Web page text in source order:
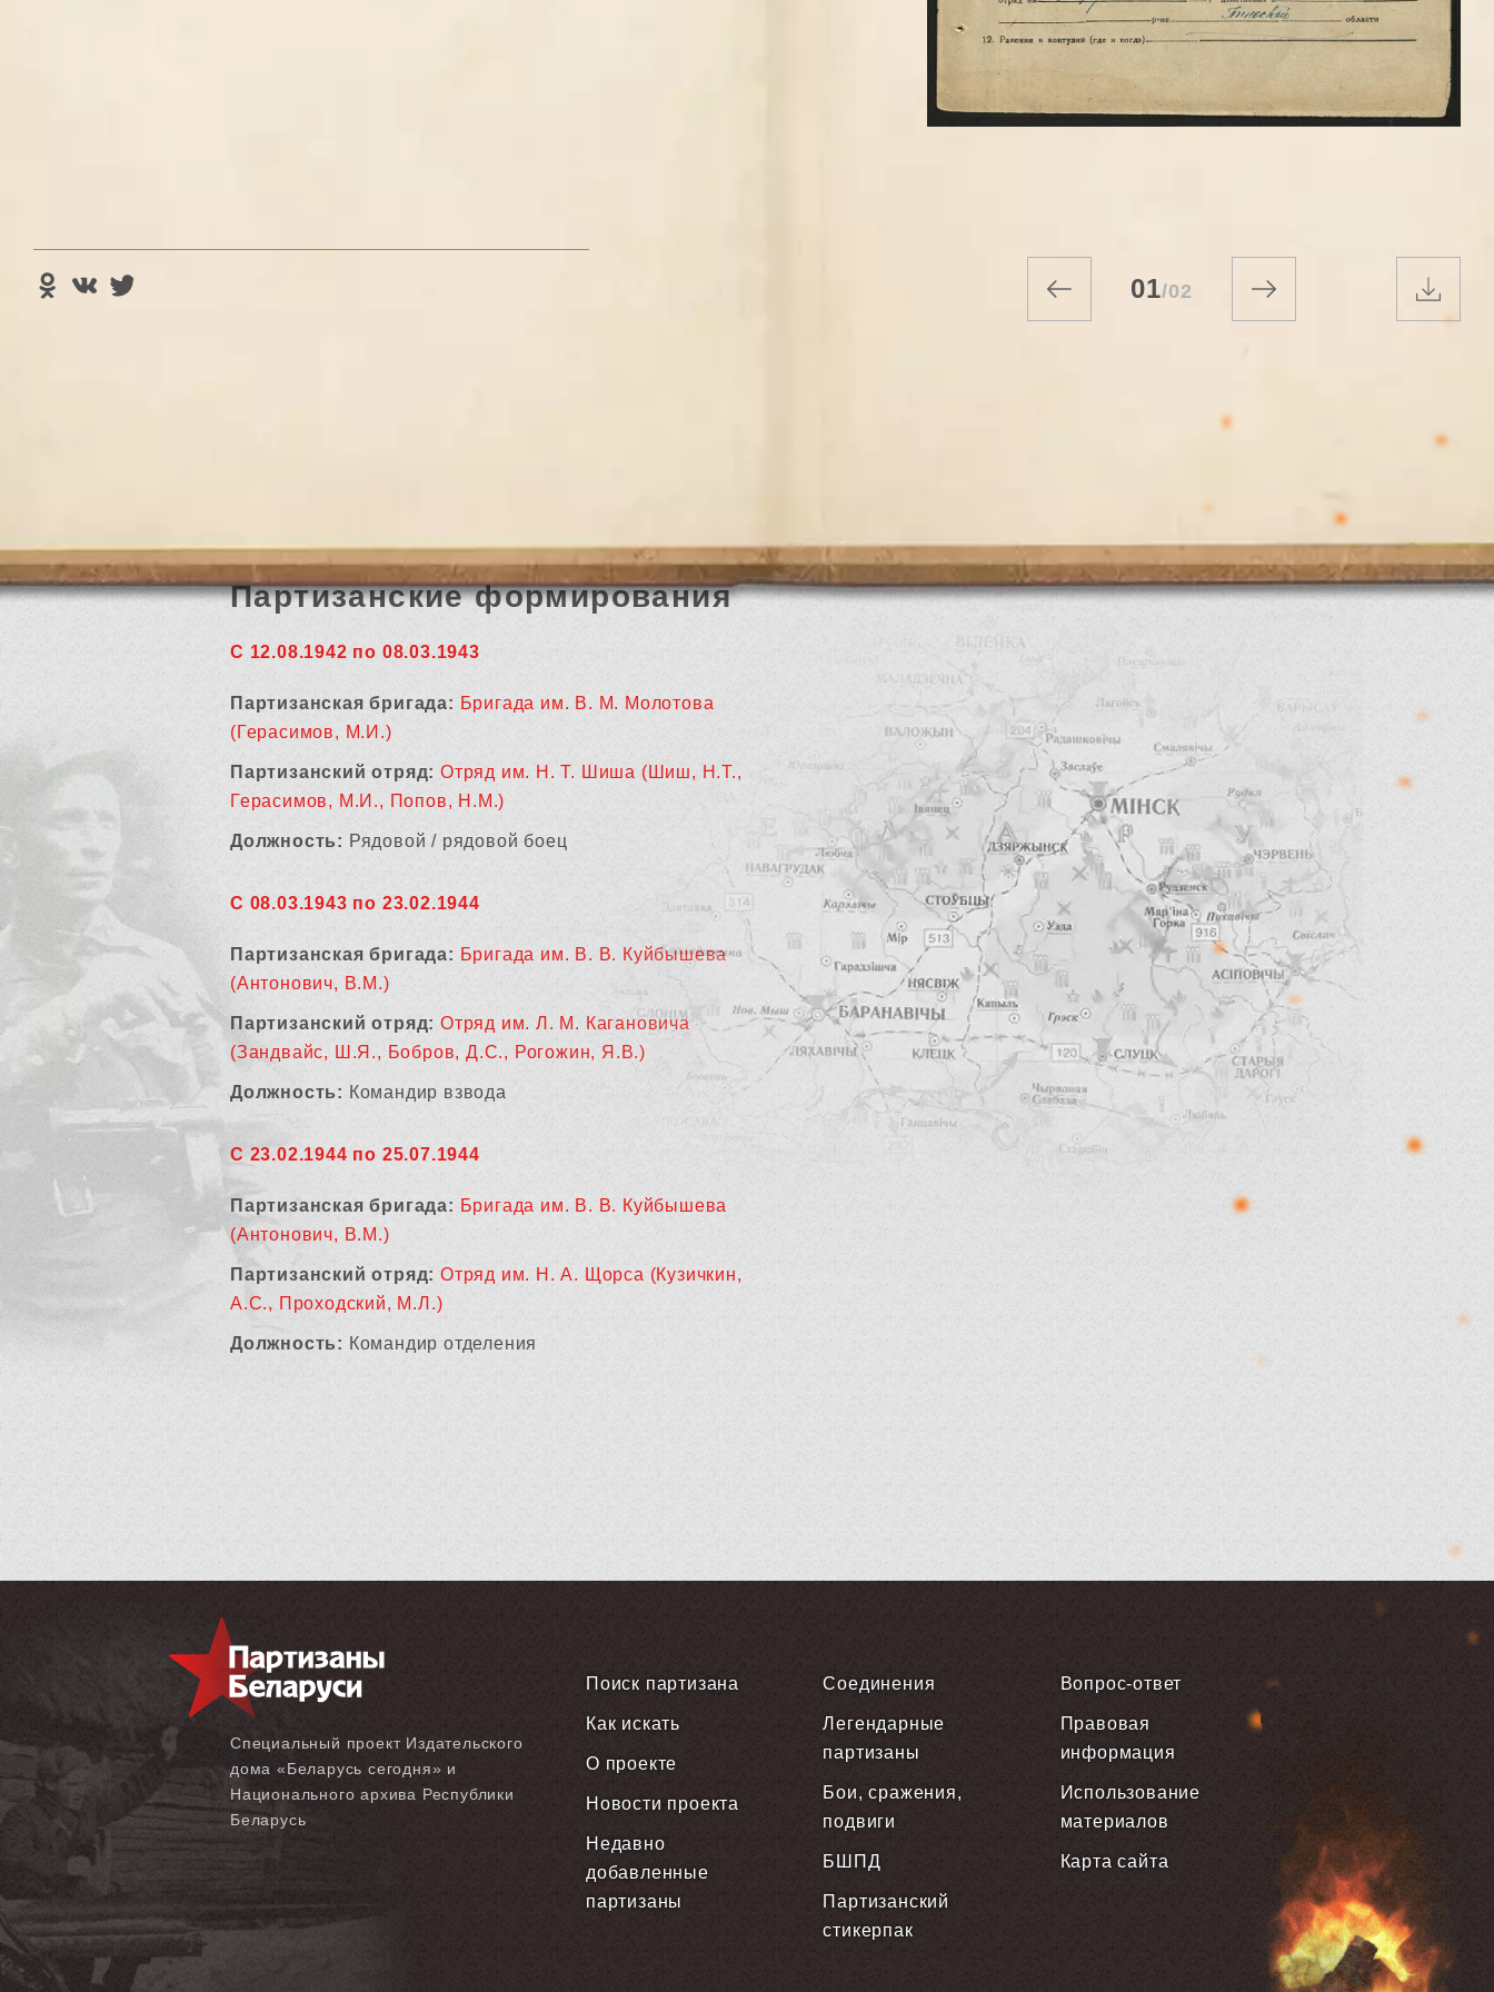
01/02
Партизанские формирования
С 12.08.1942 по 08.03.1943
Партизанская бригада: Бригада им. В. М. Молотова
(Герасимов, М.И.)
Партизанский отряд: Отряд им. Н. Т. Шиша (Шиш, Н.Т.,
Герасимов, М.И., Попов, Н.М.)
Должность: Рядовой / рядовой боец
С 08.03.1943 по 23.02.1944
Партизанская бригада: Бригада им. В. В. Куйбышева
(Антонович, В.М.)
Партизанский отряд: Отряд им. Л. М. Кагановича
(Зандвайс, Ш.Я., Бобров, Д.С., Рогожин, Я.В.)
Должность: Командир взвода
С 23.02.1944 по 25.07.1944
Партизанская бригада: Бригада им. В. В. Куйбышева
(Антонович, В.М.)
Партизанский отряд: Отряд им. Н. А. Щорса (Кузичкин,
А.С., Проходский, М.Л.)
Должность: Командир отделения
Специальный проект Издательского
дома «‎Беларусь сегодня» и
Национального архива Республики
Беларусь
Поиск партизана
Как искать
О проекте
Новости проекта
Недавно
добавленные
партизаны
Соединения
Легендарные
партизаны
Бои, сражения,
подвиги
БШПД
Партизанский
стикерпак
Вопрос-ответ
Правовая
информация
Использование
материалов
Карта сайта